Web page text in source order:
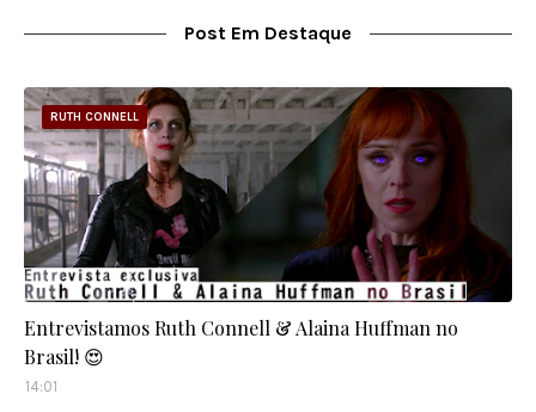
Post Em Destaque
RUTH CONNELL
Entrevistamos Ruth Connell & Alaina Huffman no
Brasil! 😍
14:01